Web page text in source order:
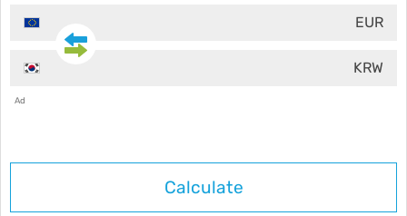
EUR
KRW
Ad
Calculate